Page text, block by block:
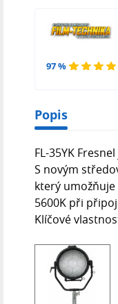
97 %
Popis
FL-35YK
S novým
který umožňuje
5600K při
Klíčové